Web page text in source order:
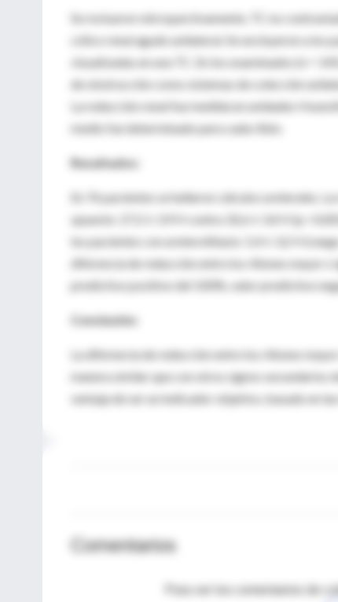
Se revisaron retrospectivamente, TC no
cólico renal agudo unilateral. Se excluyeron a los
visualizadas en una TC. En los examinados (n =
de obstrucción como sistemas de colección
La reducción renal fue medida en unidades
medio fue determinado para cada riñón.
Resultados:
En 76 pacientes se hallaron cálculos ureterales.
opuesto: 27,2 ± 3,9 H contra 32,6 ± 3,4 H (p
los pacientes con ureterolitiasis: 5,4 ± 3,2 H
diferencia de reducción entre los riñones mayor
predictivo positivo del 100%, valor predictivo
Conclusión:
La diferencia de reducción entre los riñones
manera similar que con otros signos
ventaja de ser un indicador objetivo, basado en
Comentarios
Para ver los comentarios de